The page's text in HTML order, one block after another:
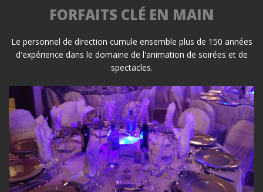
FORFAITS CLÉ EN MAIN
Le personnel de direction cumule ensemble plus de 150 années
d'expérience dans le domaine de l'animation de soirées et de
spectacles.